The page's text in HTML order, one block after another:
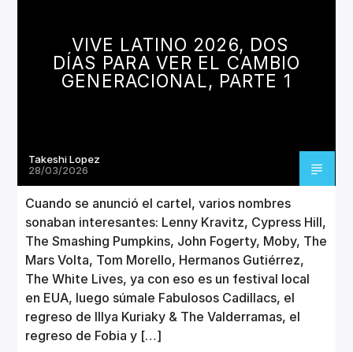
ARTISTA
Invencible Radio
VIVE LATINO 2026, DOS
DÍAS PARA VER EL CAMBIO
GENERACIONAL, PARTE 1
Takeshi Lopez
28/03/2026
Cuando se anunció el cartel, varios nombres
sonaban interesantes: Lenny Kravitz, Cypress Hill,
The Smashing Pumpkins, John Fogerty, Moby, The
Mars Volta, Tom Morello, Hermanos Gutiérrez,
The White Lives, ya con eso es un festival local
en EUA, luego súmale Fabulosos Cadillacs, el
regreso de Illya Kuriaky & The Valderramas, el
regreso de Fobia y […]